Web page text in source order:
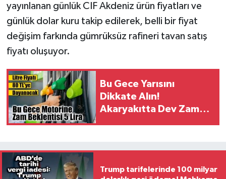
yayınlanan günlük CIF Akdeniz ürün fiyatları ve
günlük dolar kuru takip edilerek, belli bir fiyat
değişim farkında gümrüksüz rafineri tavan satış
fiyatı oluşuyor.
Bu Gece Yarısını
Dikkate Alın!
Akaryakıtta Dev Zam
Trump tarifelerinde 100 milyar